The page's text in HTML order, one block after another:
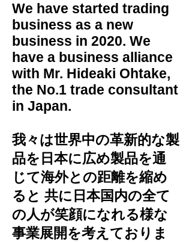
We have started trading
business as a new
business in 2020. We
have a business alliance
with Mr. Hideaki Ohtake,
the No.1 trade consultant
in Japan.
我々は世界中の革新的な製
品を日本に広め製品を通
じて海外との距離を縮め
ると 共に日本国内の全て
の人が笑顔になれる様な
事業展開を考えておりま